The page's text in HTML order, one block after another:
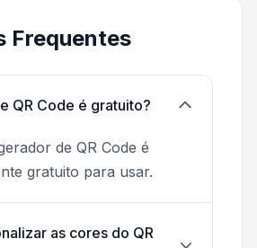
Frequentes
QR Code é gratuito?
de QR Code é
gratuito para usar.
as cores do QR